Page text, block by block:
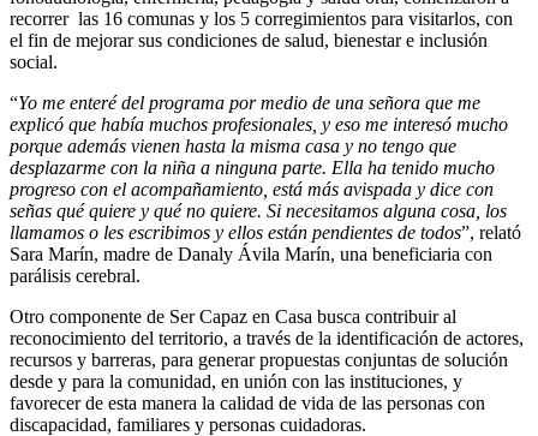
recorrer las 16 comunas y los 5 corregimientos para visitarlos, con
el fin de mejorar sus condiciones de salud, bienestar e inclusión
social.
“Yo me enteré del programa por medio de una señora que me
explicó que había muchos profesionales, y eso me interesó mucho
porque además vienen hasta la misma casa y no tengo que
desplazarme con la niña a ninguna parte. Ella ha tenido mucho
progreso con el acompañamiento, está más avispada y dice con
señas qué quiere y qué no quiere. Si necesitamos alguna cosa, los
llamamos o les escribimos y ellos están pendientes de todos”, relató
Sara Marín, madre de Danaly Ávila Marín, una beneficiaria con
parálisis cerebral.
Otro componente de Ser Capaz en Casa busca contribuir al
reconocimiento del territorio, a través de la identificación de actores,
recursos y barreras, para generar propuestas conjuntas de solución
desde y para la comunidad, en unión con las instituciones, y
favorecer de esta manera la calidad de vida de las personas con
discapacidad, familiares y personas cuidadoras.